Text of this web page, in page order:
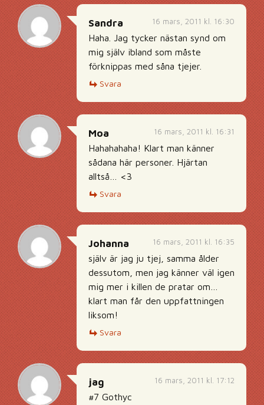
16 mars, 2011 kl. 16:30
Sandra
Haha. Jag tycker nästan synd om
mig själv ibland som måste
förknippas med såna tjejer.
Svara
16 mars, 2011 kl. 16:31
Moa
Hahahahaha! Klart man känner
sådana här personer. Hjärtan
alltså… <3
Svara
16 mars, 2011 kl. 16:35
Johanna
själv är jag ju tjej, samma ålder
dessutom, men jag känner väl igen
mig mer i killen de pratar om…
klart man får den uppfattningen
liksom!
Svara
16 mars, 2011 kl. 17:12
jag
#7 Gothyc